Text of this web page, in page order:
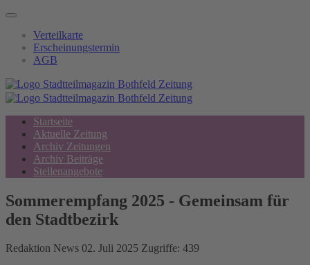
Verteilkarte
Erscheinungstermin
AGB
Startseite
Aktuelle Zeitung
Archiv Zeitungen
Archiv Beiträge
Stellenangebote
Sommerempfang 2025 - Gemeinsam für
den Stadtbezirk
Redaktion News 02. Juli 2025 Zugriffe: 439